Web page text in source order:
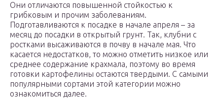
Они отличаются повышенной стойкостью к
грибковым и прочим заболеваниям.
Подготавливаются к посадке в начале апреля – за
месяц до посадки в открытый грунт. Так, клубни с
ростками высаживаются в почву в начале мая. Что
касается недостатков, то можно отметить низкое или
среднее содержание крахмала, поэтому во время
готовки картофелины остаются твердыми. С самыми
популярными сортами этой категории можно
ознакомиться далее.